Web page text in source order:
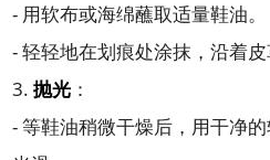
- 用软布或海绵蘸取适量鞋油。
- 轻轻地在划痕处涂抹，沿着皮
3.抛光 ：
- 等鞋油稍微干燥后，用干净